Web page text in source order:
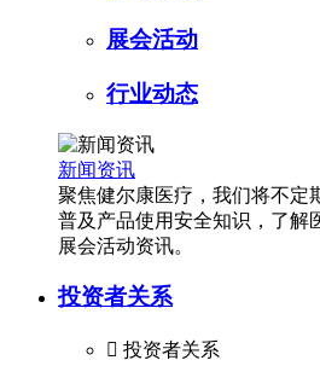
展会活动
行业动态
新闻资讯
聚焦健尔康医疗，我们将不定
普及产品使用安全知识，了解
展会活动资讯。
投资者关系
 投资者关系